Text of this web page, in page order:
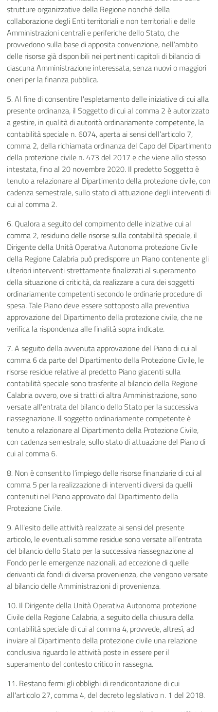
strutture organizzative della Regione nonché della
collaborazione degli Enti territoriali e non territoriali e delle
Amministrazioni centrali e periferiche dello Stato, che
provvedono sulla base di apposita convenzione, nell’ambito
delle risorse già disponibili nei pertinenti capitoli di bilancio di
ciascuna Amministrazione interessata, senza nuovi o maggiori
oneri per la finanza pubblica.
5. AI fine di consentire l'espletamento delle iniziative di cui alla
presente ordinanza, il Soggetto di cui al comma 2 è autorizzato
a gestire, in qualità di autorità ordinariamente competente, la
contabilità speciale n. 6074, aperta ai sensi dell’articolo 7,
comma 2, della richiamata ordinanza del Capo del Dipartimento
della protezione civile n. 473 del 2017 e che viene allo stesso
intestata, fino al 20 novembre 2020. Il predetto Soggetto è
tenuto a relazionare al Dipartimento della protezione civile, con
cadenza semestrale, sullo stato di attuazione degli interventi di
cui al comma 2.
6. Qualora a seguito del compimento delle iniziative cui al
comma 2, residuino delle risorse sulla contabilità speciale, il
Dirigente della Unità Operativa Autonoma protezione Civile
della Regione Calabria può predisporre un Piano contenente gli
ulteriori interventi strettamente finalizzati al superamento
della situazione di criticità, da realizzare a cura dei soggetti
ordinariamente competenti secondo le ordinarie procedure di
spesa. Tale Piano deve essere sottoposto alla preventiva
approvazione del Dipartimento della protezione civile, che ne
verifica la rispondenza alle finalità sopra indicate.
7. A seguito della avvenuta approvazione del Piano di cui al
comma 6 da parte del Dipartimento della Protezione Civile, le
risorse residue relative al predetto Piano giacenti sulla
contabilità speciale sono trasferite al bilancio della Regione
Calabria ovvero, ove si tratti di altra Amministrazione, sono
versate all'entrata del bilancio dello Stato per la successiva
riassegnazione. Il soggetto ordinariamente competente è
tenuto a relazionare al Dipartimento della Protezione Civile,
con cadenza semestrale, sullo stato di attuazione del Piano di
cui al comma 6.
8. Non è consentito l’impiego delle risorse finanziarie di cui al
comma 5 per la realizzazione di interventi diversi da quelli
contenuti nel Piano approvato dal Dipartimento della
Protezione Civile.
9. All'esito delle attività realizzate ai sensi del presente
articolo, le eventuali somme residue sono versate all’entrata
del bilancio dello Stato per la successiva riassegnazione al
Fondo per le emergenze nazionali, ad eccezione di quelle
derivanti da fondi di diversa provenienza, che vengono versate
al bilancio delle Amministrazioni di provenienza.
10. Il Dirigente della Unità Operativa Autonoma protezione
Civile della Regione Calabria, a seguito della chiusura della
contabilità speciale di cui al comma 4, provvede, altresì, ad
inviare al Dipartimento della protezione civile una relazione
conclusiva riguardo le attività poste in essere per il
superamento del contesto critico in rassegna.
11. Restano fermi gli obblighi di rendicontazione di cui
all'articolo 27, comma 4, del decreto legislativo n. 1 del 2018.